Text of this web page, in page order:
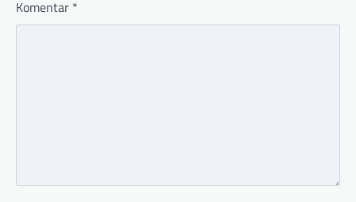
Komentar *